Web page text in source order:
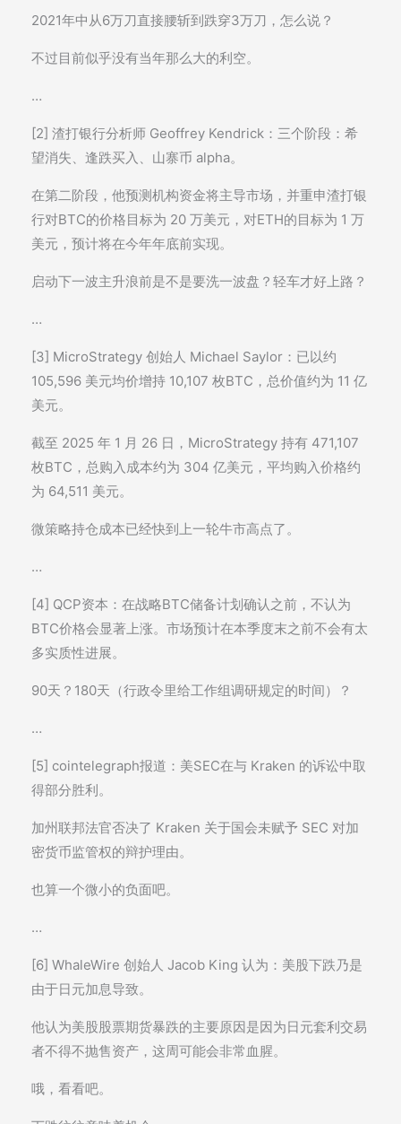
2021年中从6万刀直接腰斩到跌穿3万刀，怎么说？
不过目前似乎没有当年那么大的利空。
…
[2] 渣打银行分析师 Geoffrey Kendrick：三个阶段：希
望消失、逢跌买入、山寨币 alpha。
在第二阶段，他预测机构资金将主导市场，并重申渣打银
行对BTC的价格目标为 20 万美元，对ETH的目标为 1 万
美元，预计将在今年年底前实现。
启动下一波主升浪前是不是要洗一波盘？轻车才好上路？
…
[3] MicroStrategy 创始人 Michael Saylor：已以约
105,596 美元均价增持 10,107 枚BTC，总价值约为 11 亿
美元。
截至 2025 年 1 月 26 日，MicroStrategy 持有 471,107
枚BTC，总购入成本约为 304 亿美元，平均购入价格约
为 64,511 美元。
微策略持仓成本已经快到上一轮牛市高点了。
…
[4] QCP资本：在战略BTC储备计划确认之前，不认为
BTC价格会显著上涨。市场预计在本季度末之前不会有太
多实质性进展。
90天？180天（行政令里给工作组调研规定的时间）？
…
[5] cointelegraph报道：美SEC在与 Kraken 的诉讼中取
得部分胜利。
加州联邦法官否决了 Kraken 关于国会未赋予 SEC 对加
密货币监管权的辩护理由。
也算一个微小的负面吧。
…
[6] WhaleWire 创始人 Jacob King 认为：美股下跌乃是
由于日元加息导致。
他认为美股股票期货暴跌的主要原因是因为日元套利交易
者不得不抛售资产，这周可能会非常血腥。
哦，看看吧。